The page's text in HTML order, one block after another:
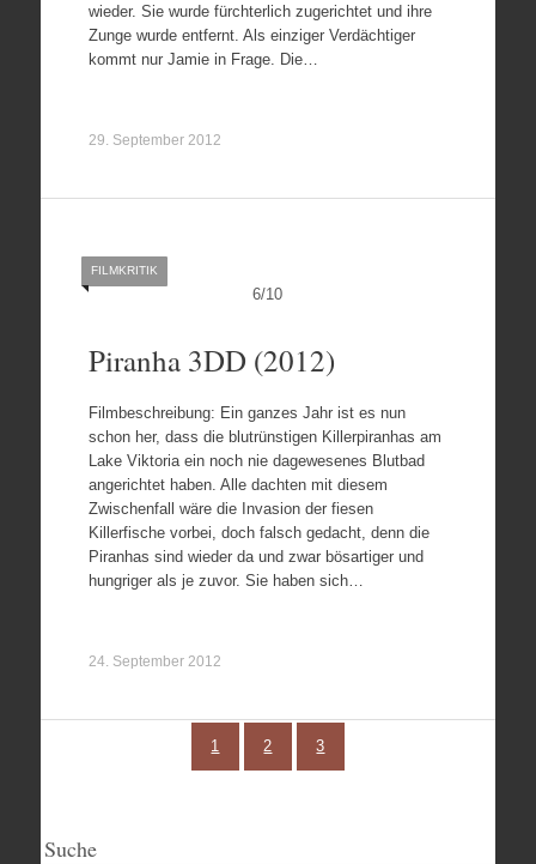
wieder. Sie wurde fürchterlich zugerichtet und ihre
Zunge wurde entfernt. Als einziger Verdächtiger
kommt nur Jamie in Frage. Die…
29. September 2012
6/10
FILMKRITIK
Piranha 3DD (2012)
Filmbeschreibung: Ein ganzes Jahr ist es nun
schon her, dass die blutrünstigen Killerpiranhas am
Lake Viktoria ein noch nie dagewesenes Blutbad
angerichtet haben. Alle dachten mit diesem
Zwischenfall wäre die Invasion der fiesen
Killerfische vorbei, doch falsch gedacht, denn die
Piranhas sind wieder da und zwar bösartiger und
hungriger als je zuvor. Sie haben sich…
24. September 2012
1 2 3
Suche